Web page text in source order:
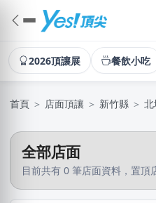
2026頂讓展 餐飲小吃
首頁 ＞ 店面頂讓 ＞ 新竹縣 ＞
全部店面
目前共有 0 筆店面資料，置頂